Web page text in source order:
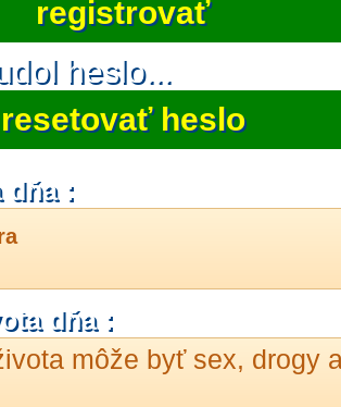
registrovať
heslo...
resetovať heslo
dňa :
dňa :
môže byť sex, drogy